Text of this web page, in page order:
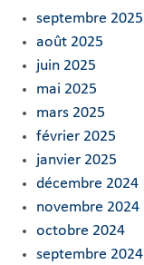
septembre 2025
août 2025
juin 2025
mai 2025
mars 2025
février 2025
janvier 2025
décembre 2024
novembre 2024
octobre 2024
septembre 2024